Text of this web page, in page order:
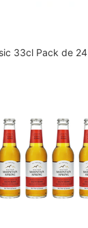
33cl Pack de 24